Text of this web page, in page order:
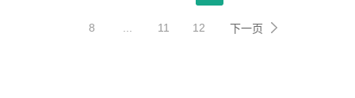
8 11 12 下一页